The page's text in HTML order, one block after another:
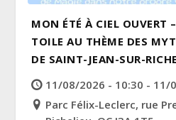
MON ÉTÉ À CIEL OUVERT
TOILE AU THÈME DES
DE SAINT-JEAN-SUR-
11/08/2026 - 10:30 - 11/
Parc Félix-Leclerc, rue